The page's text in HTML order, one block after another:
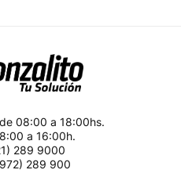
08:00 a 18:00hs.
a 16:00h.
289 9000
289 900